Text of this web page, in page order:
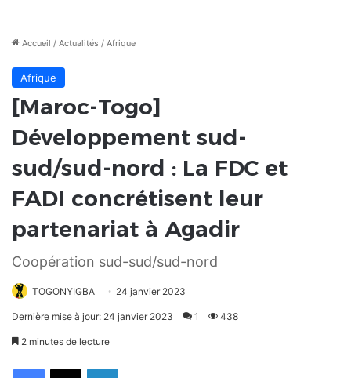
Accueil / Actualités / Afrique
Afrique
[Maroc-Togo]
Développement sud-
sud/sud-nord : La FDC et
FADI concrétisent leur
partenariat à Agadir
Coopération sud-sud/sud-nord
TOGONYIGBA 24 janvier 2023
Dernière mise à jour: 24 janvier 2023 1 438
2 minutes de lecture
FacebookX Linkedin